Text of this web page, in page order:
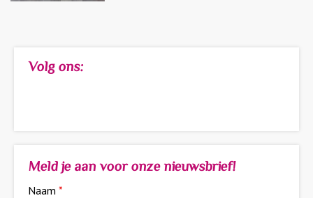
Volg ons:
Meld je aan voor onze nieuwsbrief!
Naam *